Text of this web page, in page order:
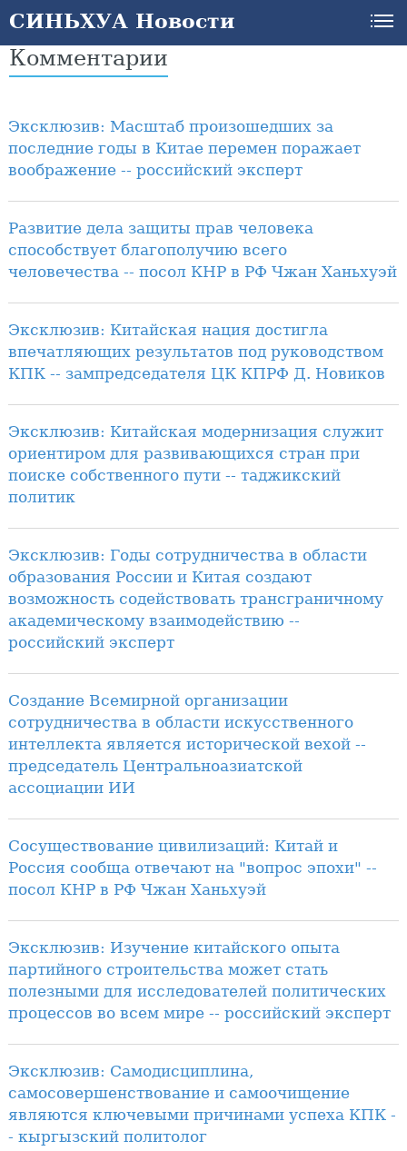
СИНЬХУА Новости
Комментарии
Эксклюзив: Масштаб произошедших за
последние годы в Китае перемен поражает
воображение -- российский эксперт
Развитие дела защиты прав человека
способствует благополучию всего
человечества -- посол КНР в РФ Чжан Ханьхуэй
Эксклюзив: Китайская нация достигла
впечатляющих результатов под руководством
КПК -- зампредседателя ЦК КПРФ Д. Новиков
Эксклюзив: Китайская модернизация служит
ориентиром для развивающихся стран при
поиске собственного пути -- таджикский
политик
Эксклюзив: Годы сотрудничества в области
образования России и Китая создают
возможность содействовать трансграничному
академическому взаимодействию --
российский эксперт
Создание Всемирной организации
сотрудничества в области искусственного
интеллекта является исторической вехой --
председатель Центральноазиатской
ассоциации ИИ
Сосуществование цивилизаций: Китай и
Россия сообща отвечают на "вопрос эпохи" --
посол КНР в РФ Чжан Ханьхуэй
Эксклюзив: Изучение китайского опыта
партийного строительства может стать
полезными для исследователей политических
процессов во всем мире -- российский эксперт
Эксклюзив: Самодисциплина,
самосовершенствование и самоочищение
являются ключевыми причинами успеха КПК -
- кыргызский политолог